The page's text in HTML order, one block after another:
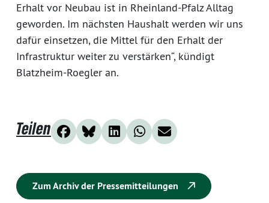
Erhalt vor Neubau ist in Rheinland-Pfalz Alltag
geworden. Im nächsten Haushalt werden wir uns
dafür einsetzen, die Mittel für den Erhalt der
Infrastruktur weiter zu verstärken“, kündigt
Blatzheim-Roegler an.
Teilen
Zum Archiv der Pressemitteilungen